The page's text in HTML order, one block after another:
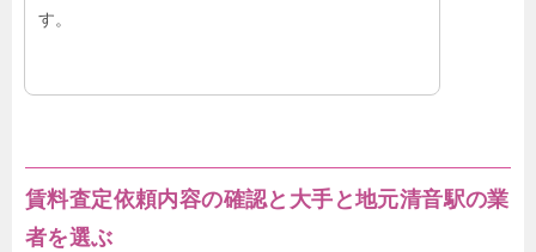
す。
賃料査定依頼内容の確認と大手と地元清音駅の業
者を選ぶ